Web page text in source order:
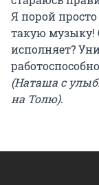
Я порой
такую музыку!
исполняет?
(Наташа с
на Толю).